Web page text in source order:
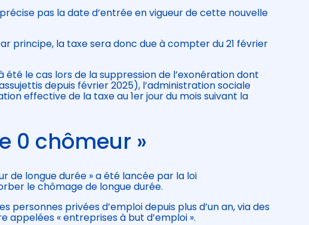
pas la date d’entrée en vigueur de cette nouvelle
principe, la taxe sera donc due à compter du 21 février
le cas lors de la suppression de l’exonération dont
depuis février 2025), l’administration sociale
effective de la taxe au 1er jour du mois suivant la
0 chômeur »
de longue durée » a été lancée par la loi
le chômage de longue durée.
personnes privées d’emploi depuis plus d’un an, via des
appelées « entreprises à but d’emploi ».